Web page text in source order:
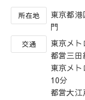
所在地
東京都
門
交通
東京メ
都営三
東京メ
10分
都営大江